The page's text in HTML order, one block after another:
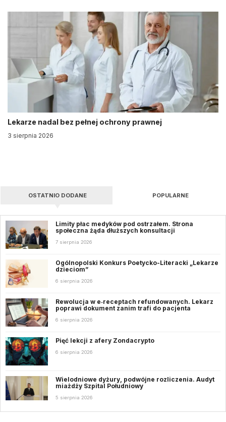
Lekarze nadal bez pełnej ochrony prawnej
3 sierpnia 2026
OSTATNIO DODANE POPULARNE
Limity płac medyków pod ostrzałem. Strona
społeczna żąda dłuższych konsultacji
7 sierpnia 2026
Ogólnopolski Konkurs Poetycko-Literacki „Lekarze
dzieciom”
6 sierpnia 2026
Rewolucja w e‑receptach refundowanych. Lekarz
poprawi dokument zanim trafi do pacjenta
6 sierpnia 2026
Pięć lekcji z afery Zondacrypto
6 sierpnia 2026
Wielodniowe dyżury, podwójne rozliczenia. Audyt
miażdży Szpital Południowy
5 sierpnia 2026